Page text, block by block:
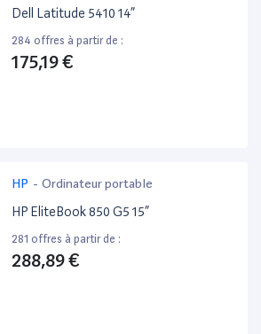
Dell Latitude 5410 14”
284 offres à partir de :
175,19 €
HP - Ordinateur portable
HP EliteBook 850 G5 15”
281 offres à partir de :
288,89 €